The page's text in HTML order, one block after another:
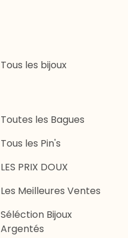
Tous les bijoux
Toutes les Bagues
Tous les Pin's
LES PRIX DOUX
Les Meilleures Ventes
Séléction Bijoux
Argentés